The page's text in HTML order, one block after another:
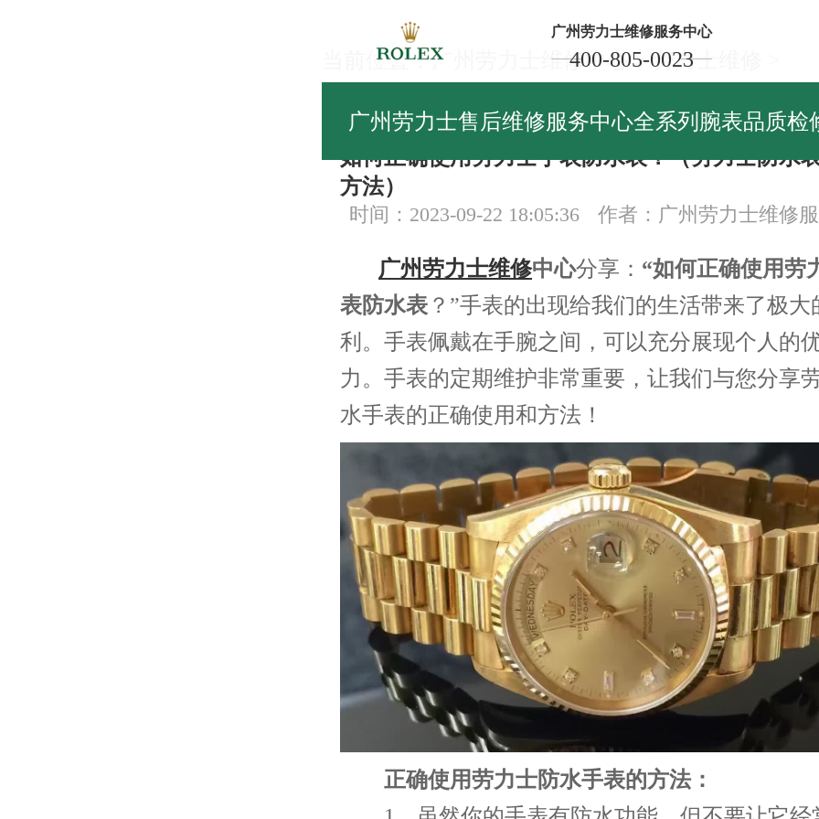
广州劳力士维修服务中心
400-805-0023
广州劳力士售后维修服务中心全系列腕表品质检
当前位置：广州劳力士维修中心>劳力士维修
劳力士维修
如何正确使用劳力士手表防水表？（劳力士防水
方法）
时间：2023-09-22 18:05:36 作者：广州劳力士维修
广州劳力士维修中心分享： “如何正确使用劳
表防水表 ？”手表的出现给我们的生活带来了极大
利。手表佩戴在手腕之间，可以充分展现个人的
力。手表的定期维护非常重要，让我们与您分享
水手表的正确使用和方法！
正确使用劳力士防水手表的方法：